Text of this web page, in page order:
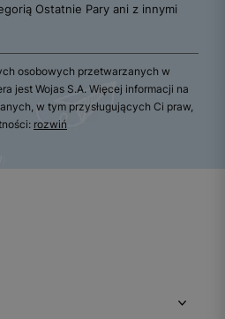
Ostatnie Pary ani z innymi
osobowych przetwarzanych w
jest Wojas S.A. Więcej informacji na
w tym przysługujących Ci praw,
rozwiń